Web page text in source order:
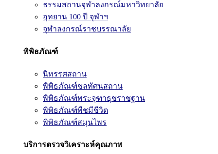
ธรรมสถานจุฬาลงกรณ์มหาวิทยาลัย
อุทยาน 100 ปี จุฬาฯ
จุฬาลงกรณ์ราชบรรณาลัย
พิพิธภัณฑ์
นิทรรศสถาน
พิพิธภัณฑ์ชลทัศนสถาน
พิพิธภัณฑ์พระจุฑาธุชราชฐาน
พิพิธภัณฑ์พืชมีชีวิต
พิพิธภัณฑ์สมุนไพร
บริการตรวจวิเคราะห์คุณภาพ